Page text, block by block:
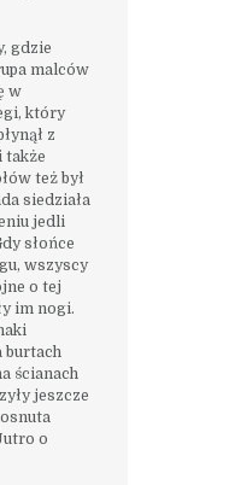
gdzie
malców
w
który
z
także
też był
siedziała
jedli
słońce
wszyscy
o tej
im nogi.
burtach
ścianach
jeszcze
o